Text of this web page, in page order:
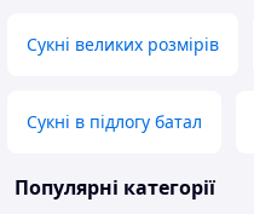
Сукні великих розмірів
Сукні в підлогу батал
Популярні категорії